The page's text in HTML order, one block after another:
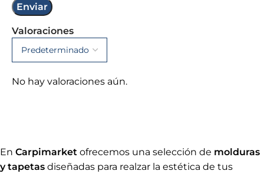
Valoraciones
No hay valoraciones aún.
En Carpimarket ofrecemos una selección de molduras
y tapetas diseñadas para realzar la estética de tus